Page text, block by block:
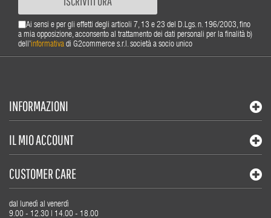
Ai sensi e per gli effetti degli articoli 7, 13 e 23 del D.Lgs. n. 196/2003, fino
a mia opposizione, acconsento al trattamento dei dati personali per la finalità b)
dell'informativa di G2commerce s.r.l. società a socio unico
INFORMAZIONI
IL MIO ACCOUNT
CUSTOMER CARE
dal lunedì al venerdì
9.00 - 12.30 | 14.00 - 18.00